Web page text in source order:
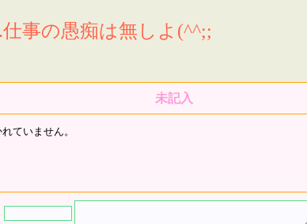
事の愚痴は無しよ(^^;;
未記入
ていません。